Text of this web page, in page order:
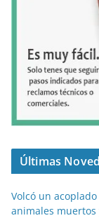
Últimas
Volcó un
animales muertos